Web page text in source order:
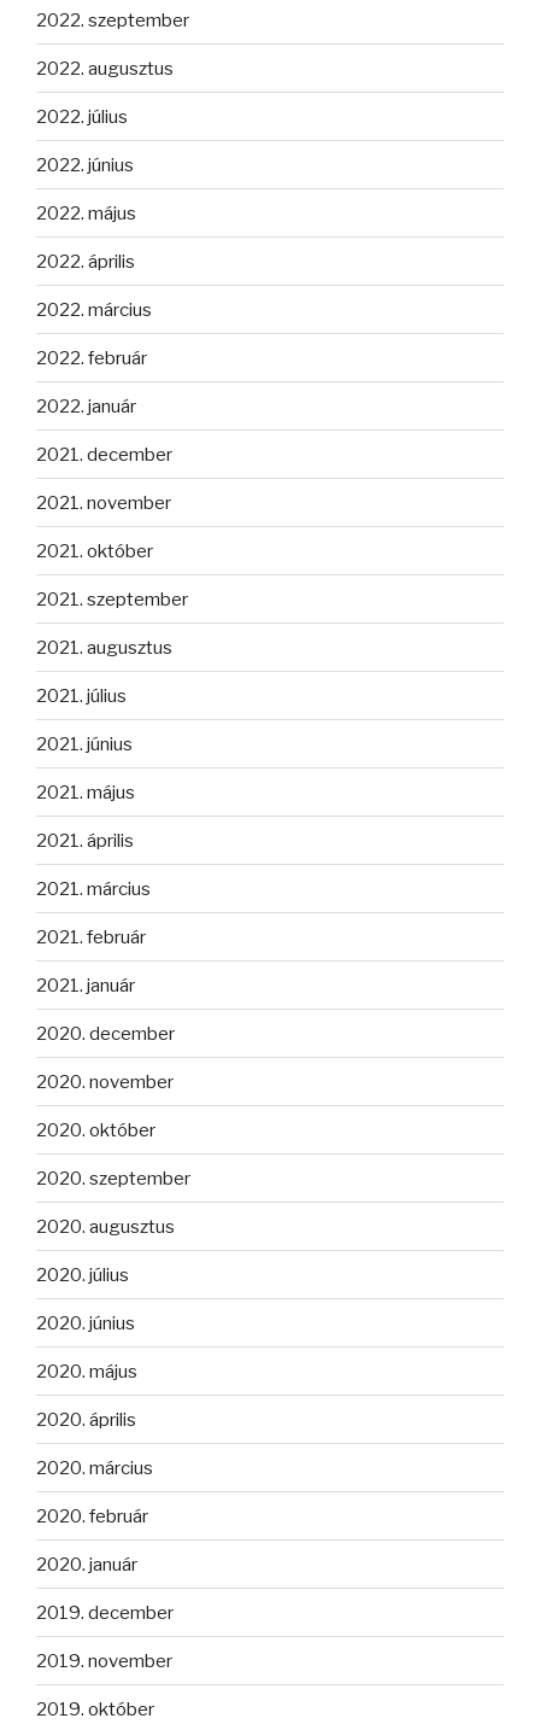
2022. szeptember
2022. augusztus
2022. július
2022. június
2022. május
2022. április
2022. március
2022. február
2022. január
2021. december
2021. november
2021. október
2021. szeptember
2021. augusztus
2021. július
2021. június
2021. május
2021. április
2021. március
2021. február
2021. január
2020. december
2020. november
2020. október
2020. szeptember
2020. augusztus
2020. július
2020. június
2020. május
2020. április
2020. március
2020. február
2020. január
2019. december
2019. november
2019. október